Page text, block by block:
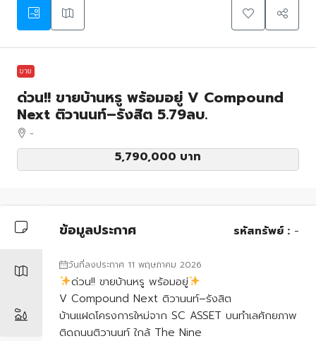
ขาย
ด่วน!! ขายบ้านหรู พร้อมอยู่ V Compound
Next ติวานนท์–รังสิต 5.79ลบ.
-
5,790,000 บาท
ข้อมูลประกาศ รหัสทรัพย์ : -
วันที่ลงประกาศ 11 พฤษภาคม 2026
ด่วน!! ขายบ้านหรู พร้อมอยู่
V Compound Next ติวานนท์–รังสิต
บ้านแฝดโครงการใหม่จาก SC ASSET บนทำเลศักยภาพ
ติดถนนติวานนท์ ใกล้ The Nine